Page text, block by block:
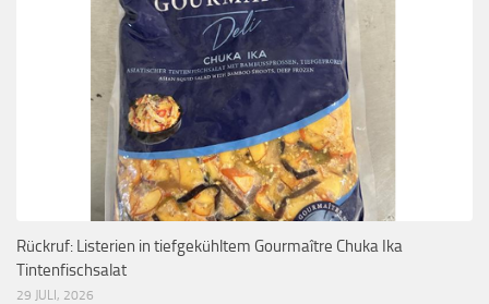
Rückruf: Listerien in tiefgekühltem Gourmaître Chuka Ika
Tintenfischsalat
29 JULI, 2026